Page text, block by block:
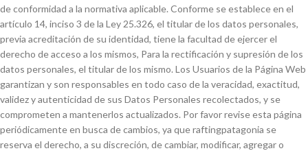
de conformidad a la normativa aplicable. Conforme se establece en el
artículo 14, inciso 3 de la Ley 25.326, el titular de los datos personales,
previa acreditación de su identidad, tiene la facultad de ejercer el
derecho de acceso a los mismos, Para la rectificación y supresión de los
datos personales, el titular de los mismo. Los Usuarios de la Página Web
garantizan y son responsables en todo caso de la veracidad, exactitud,
validez y autenticidad de sus Datos Personales recolectados, y se
comprometen a mantenerlos actualizados. Por favor revise esta página
periódicamente en busca de cambios, ya que raftingpatagonia se
reserva el derecho, a su discreción, de cambiar, modificar, agregar o